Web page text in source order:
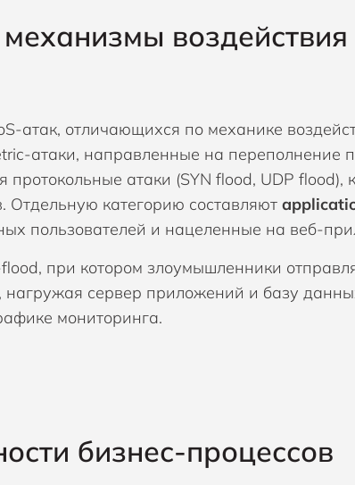
воздействия
атак, отличающихся по механике
атаки, направленные на переполнение
протокольные атаки (SYN flood, UDP flood),
Отдельную категорию составляют
пользователей и нацеленные на веб-
при котором злоумышленники
сервер приложений и базу
мониторинга.
бизнес-процессов